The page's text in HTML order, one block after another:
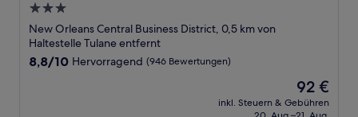
3.0-
Sterne-
Unterkunft
New Orleans Central Business District, 0,5 km von
Haltestelle Tulane entfernt
8.8
8,8/10 Hervorragend (946 Bewertungen)
Der
Preis
beträgt
92 €
inkl. Steuern & Gebühren